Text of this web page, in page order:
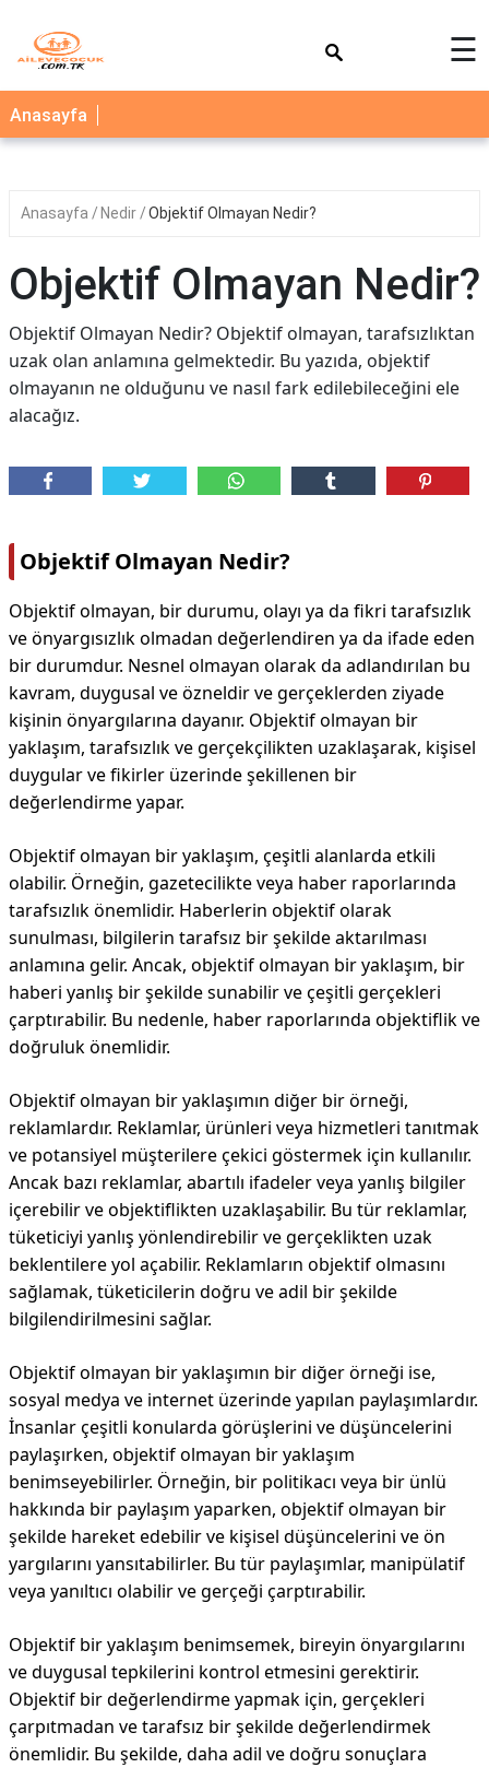
AİLE
ÇOCUK
SAĞLIK
NEDİR
BLOG
FAYDALI
BİLGİLER
YEMEK
☰
Anasayfa
Anasayfa Nedir Objektif Olmayan Nedir?
Objektif Olmayan Nedir?
Objektif Olmayan Nedir? Objektif olmayan, tarafsızlıktan
uzak olan anlamına gelmektedir. Bu yazıda, objektif
olmayanın ne olduğunu ve nasıl fark edilebileceğini ele
alacağız.
Objektif Olmayan Nedir?
Objektif olmayan, bir durumu, olayı ya da fikri tarafsızlık
ve önyargısızlık olmadan değerlendiren ya da ifade eden
bir durumdur. Nesnel olmayan olarak da adlandırılan bu
kavram, duygusal ve özneldir ve gerçeklerden ziyade
kişinin önyargılarına dayanır. Objektif olmayan bir
yaklaşım, tarafsızlık ve gerçekçilikten uzaklaşarak, kişisel
duygular ve fikirler üzerinde şekillenen bir
değerlendirme yapar.
Objektif olmayan bir yaklaşım, çeşitli alanlarda etkili
olabilir. Örneğin, gazetecilikte veya haber raporlarında
tarafsızlık önemlidir. Haberlerin objektif olarak
sunulması, bilgilerin tarafsız bir şekilde aktarılması
anlamına gelir. Ancak, objektif olmayan bir yaklaşım, bir
haberi yanlış bir şekilde sunabilir ve çeşitli gerçekleri
çarptırabilir. Bu nedenle, haber raporlarında objektiflik ve
doğruluk önemlidir.
Objektif olmayan bir yaklaşımın diğer bir örneği,
reklamlardır. Reklamlar, ürünleri veya hizmetleri tanıtmak
ve potansiyel müşterilere çekici göstermek için kullanılır.
Ancak bazı reklamlar, abartılı ifadeler veya yanlış bilgiler
içerebilir ve objektiflikten uzaklaşabilir. Bu tür reklamlar,
tüketiciyi yanlış yönlendirebilir ve gerçeklikten uzak
beklentilere yol açabilir. Reklamların objektif olmasını
sağlamak, tüketicilerin doğru ve adil bir şekilde
bilgilendirilmesini sağlar.
Objektif olmayan bir yaklaşımın bir diğer örneği ise,
sosyal medya ve internet üzerinde yapılan paylaşımlardır.
İnsanlar çeşitli konularda görüşlerini ve düşüncelerini
paylaşırken, objektif olmayan bir yaklaşım
benimseyebilirler. Örneğin, bir politikacı veya bir ünlü
hakkında bir paylaşım yaparken, objektif olmayan bir
şekilde hareket edebilir ve kişisel düşüncelerini ve ön
yargılarını yansıtabilirler. Bu tür paylaşımlar, manipülatif
veya yanıltıcı olabilir ve gerçeği çarptırabilir.
Objektif bir yaklaşım benimsemek, bireyin önyargılarını
ve duygusal tepkilerini kontrol etmesini gerektirir.
Objektif bir değerlendirme yapmak için, gerçekleri
çarpıtmadan ve tarafsız bir şekilde değerlendirmek
önemlidir. Bu şekilde, daha adil ve doğru sonuçlara